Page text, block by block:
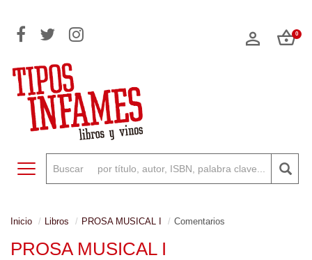
0
Toggle navigation
Inicio Libros PROSA MUSICAL I Comentarios
PROSA MUSICAL I